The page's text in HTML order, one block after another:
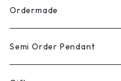
Ordermade
Semi Order Pendant